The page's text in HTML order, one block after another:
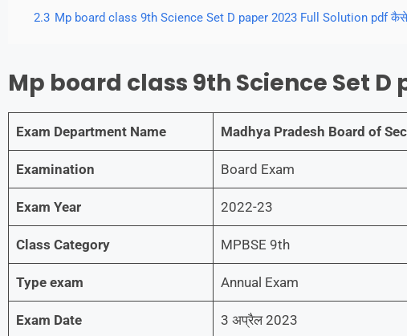
2.3 Mp board class 9th Science Set D paper 2023 Full Solution pdf कैसे
Mp board class 9th Science Set D
Exam Department Name Madhya Pradesh Board of
Examination Board Exam
Exam Year 2022-23
Class Category MPBSE 9th
Type exam Annual Exam
Exam Date 3 अप्रैल 2023